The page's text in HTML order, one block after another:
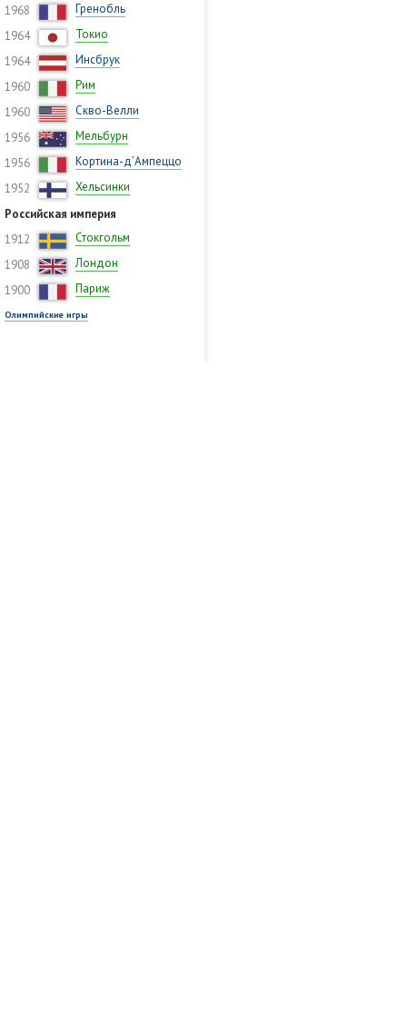
1968
Гренобль
1964
Токио
1964
Инсбрук
1960
Рим
1960
Скво-Велли
1956
Мельбурн
1956
Кортина-д’Ампеццо
1952
Хельсинки
Российская империя
1912
Стокгольм
1908
Лондон
1900
Париж
Олимпийские игры